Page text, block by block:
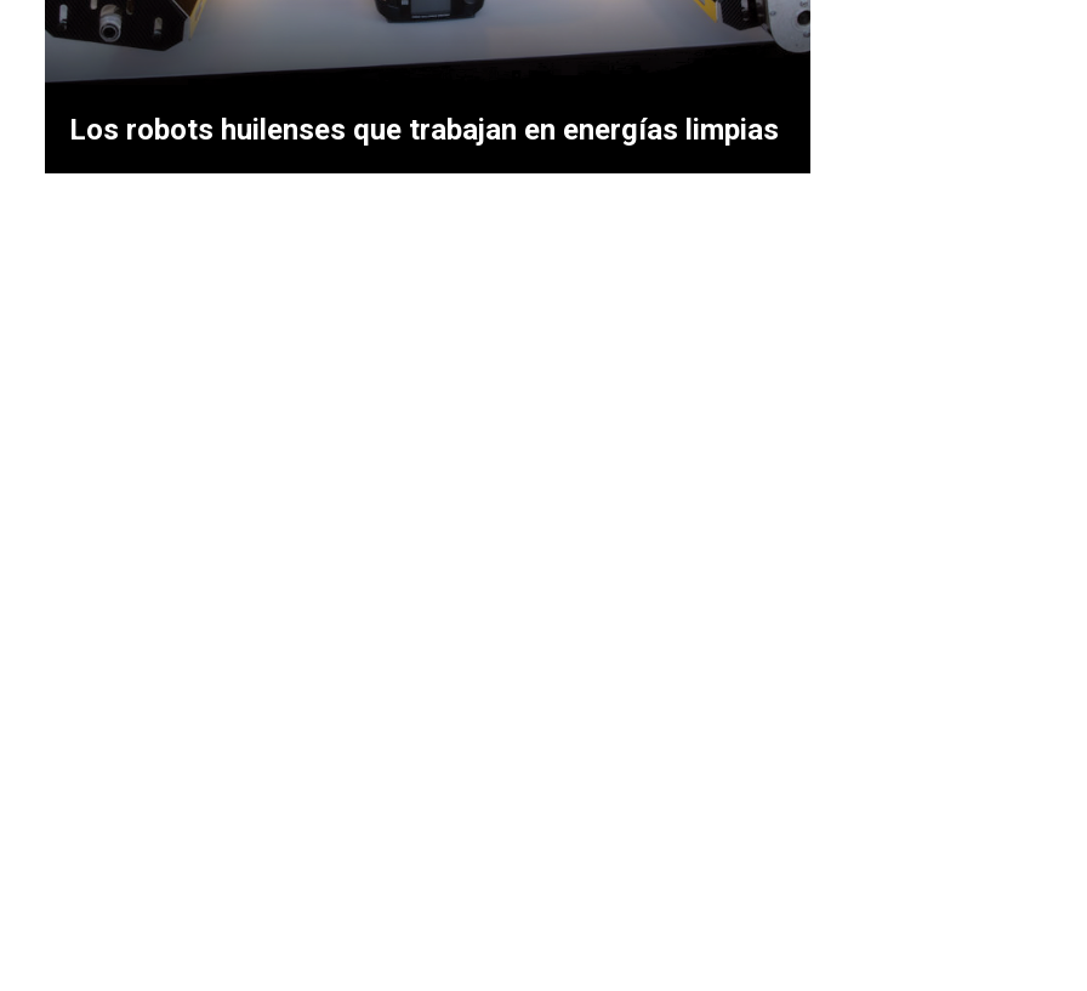
Los robots huilenses que trabajan en energías limpias